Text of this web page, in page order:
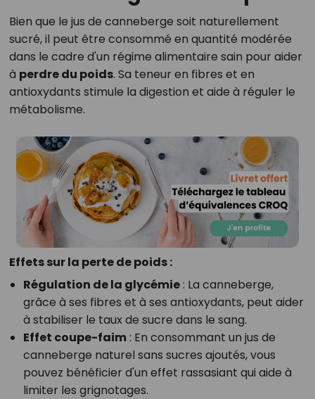
Bien que le jus de canneberge soit naturellement
sucré, il peut être consommé en quantité modérée
dans le cadre d'un régime alimentaire sain pour aider
à perdre du poids. Sa teneur en fibres et en
antioxydants stimule la digestion et aide à réguler le
métabolisme.
Effets sur la perte de poids :
Régulation de la glycémie: La canneberge,
grâce à ses fibres et à ses antioxydants, peut aider
à stabiliser le taux de sucre dans le sang.
Effet coupe-faim: En consommant un jus de
canneberge naturel sans sucres ajoutés, vous
pouvez bénéficier d'un effet rassasiant qui aide à
limiter les grignotages.